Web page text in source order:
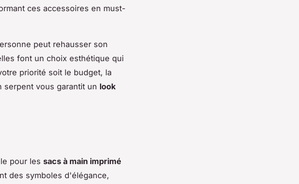
ces accessoires en must-
peut rehausser son
font un choix esthétique qui
priorité soit le budget, la
serpent vous garantit un look
pour les sacs à main imprimé
des symboles d'élégance,